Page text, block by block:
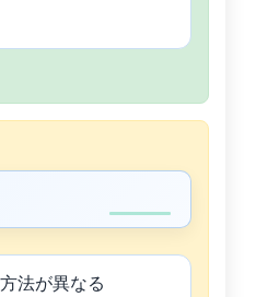
法が異なる